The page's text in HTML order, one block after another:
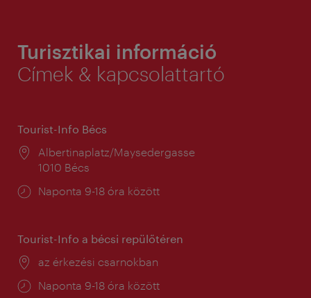
Turisztikai információ
Címek & kapcsolattartó
Tourist-Info Bécs
Helyszín:
Albertinaplatz/Maysedergasse
1010 Bécs
Nyitva
Naponta 9-18 óra között
Tourist-Info a bécsi repülőtéren
Helyszín:
az érkezési csarnokban
Nyitva
Naponta 9-18 óra között